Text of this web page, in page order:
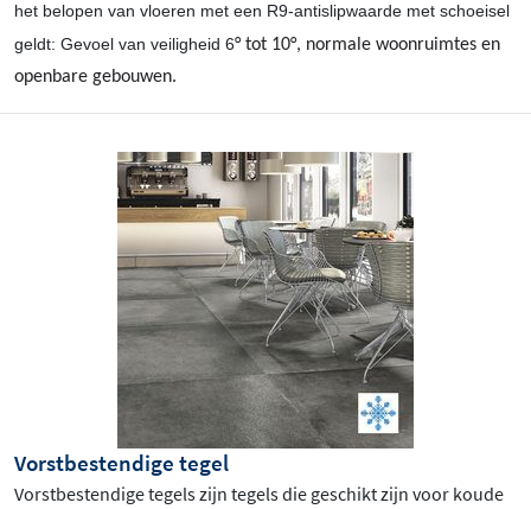
het belopen van vloeren met een R9-antislipwaarde met schoeisel
geldt: Gevoel van veiligheid 6° tot 10°, normale woonruimtes en
openbare gebouwen.
Vorstbestendige tegel
Vorstbestendige tegels zijn tegels die geschikt zijn voor koude